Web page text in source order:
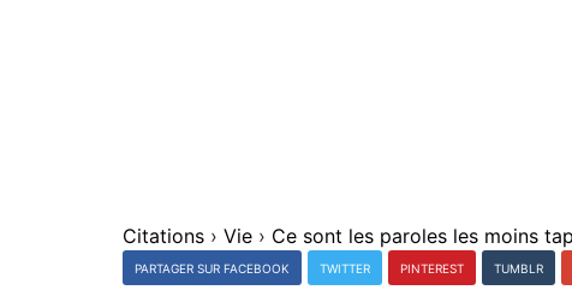
Citations › Vie ›
PARTAGER SUR FACEBOOK TWITTER PINTEREST TUMBLR